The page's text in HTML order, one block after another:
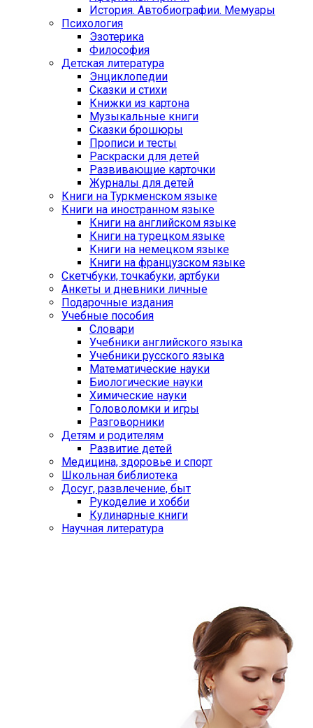
История. Автобиографии. Мемуары
Психология
Эзотерика
Философия
Детская литература
Энциклопедии
Сказки и стихи
Книжки из картона
Музыкальные книги
Сказки брошюры
Прописи и тесты
Раскраски для детей
Развивающие карточки
Журналы для детей
Книги на Туркменском языке
Книги на иностранном языке
Книги на английском языке
Книги на турецком языке
Книги на немецком языке
Книги на французском языке
Cкетчбуки, точкабуки, артбуки
Анкеты и дневники личные
Подарочные издания
Учебные пособия
Словари
Учебники английского языка
Учебники русского языка
Математические науки
Биологические науки
Химические науки
Головоломки и игры
Разговорники
Детям и родителям
Развитие детей
Медицина, здоровье и спорт
Школьная библиотека
Досуг, развлечение, быт
Рукоделие и хобби
Кулинарные книги
Научная литература